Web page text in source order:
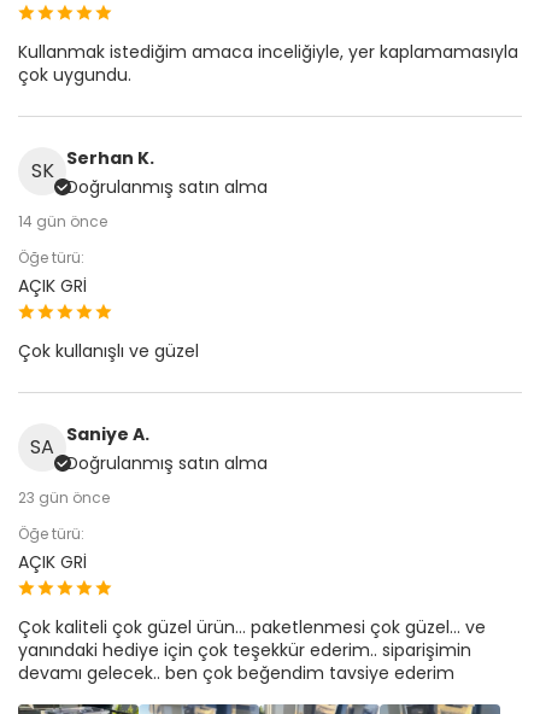
Kullanmak istediğim amaca inceliğiyle, yer kaplamamasıyla
çok uygundu.
SK Serhan K.
Doğrulanmış satın alma
14 gün önce
Öğe türü:
AÇIK GRİ
Çok kullanışlı ve güzel
SA Saniye A.
Doğrulanmış satın alma
23 gün önce
Öğe türü:
AÇIK GRİ
Çok kaliteli çok güzel ürün… paketlenmesi çok güzel… ve
yanındaki hediye için çok teşekkür ederim.. siparişimin
devamı gelecek.. ben çok beğendim tavsiye ederim